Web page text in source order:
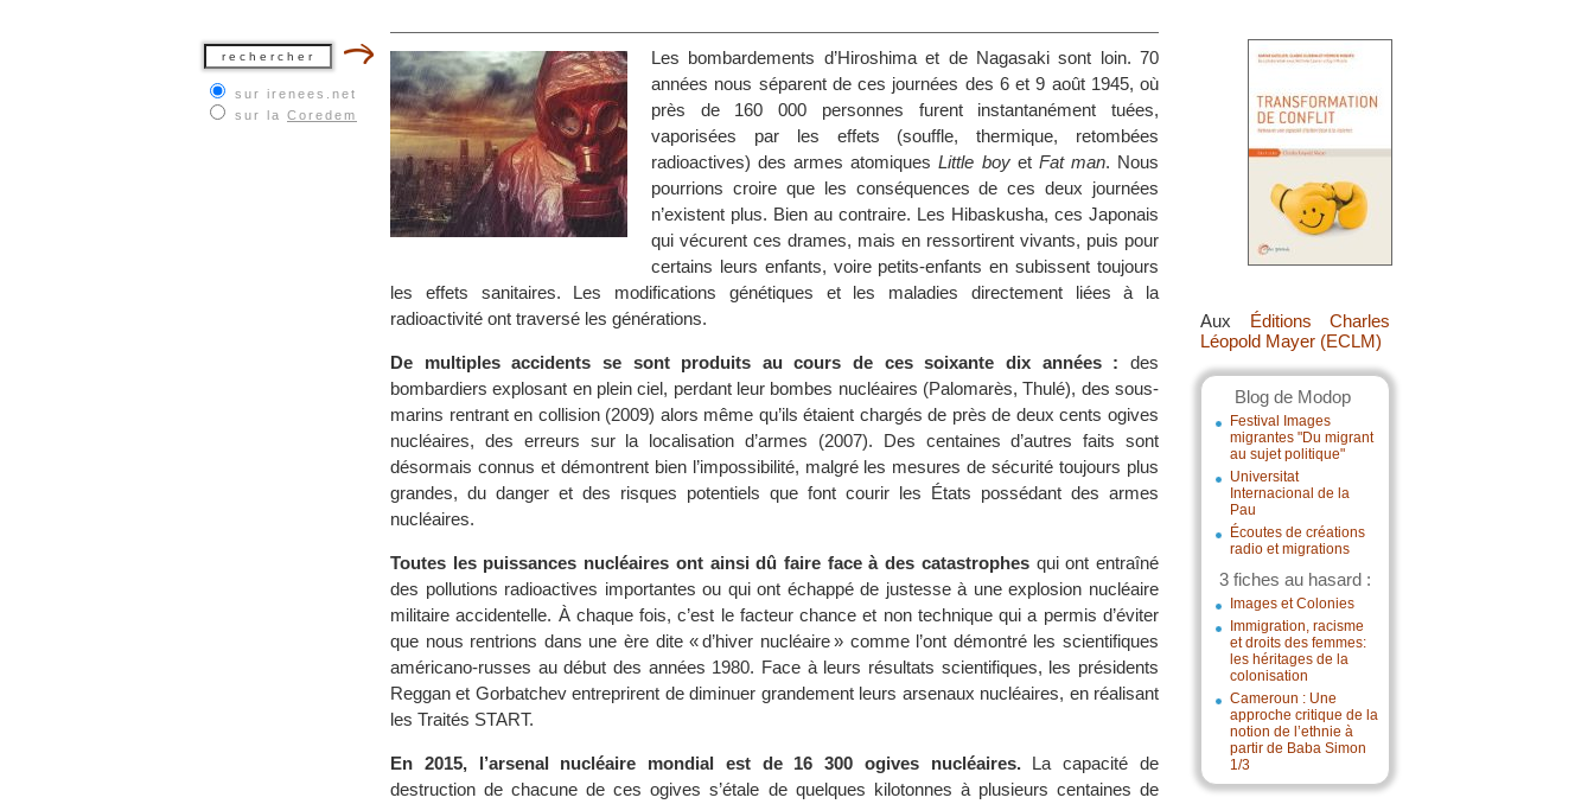
sur irenees.net
sur la Coredem
Aux Éditions Charles
Léopold Mayer (ECLM)
Blog de Modop
Festival Images
migrantes "Du migrant
au sujet politique"
Universitat
Internacional de la
Pau
Écoutes de créations
radio et migrations
3 fiches au hasard :
Images et Colonies
Immigration, racisme
et droits des femmes:
les héritages de la
colonisation
Cameroun : Une
approche critique de la
notion de l’ethnie à
partir de Baba Simon
1/3
Les bombardements d’Hiroshima et de Nagasaki sont loin. 70
années nous séparent de ces journées des 6 et 9 août 1945, où
près de 160 000 personnes furent instantanément tuées,
vaporisées par les effets (souffle, thermique, retombées
radioactives) des armes atomiquesLittle boyet Fat man. Nous
pourrions croire que les conséquences de ces deux journées
n’existent plus. Bien au contraire. Les Hibaskusha, ces Japonais
qui vécurent ces drames, mais en ressortirent vivants, puis pour
certains leurs enfants, voire petits-enfants en subissent toujours
les effets sanitaires. Les modifications génétiques et les maladies directement liées à la
radioactivité ont traversé les générations.
De multiples accidents se sont produits au cours de ces soixante dix années : des
bombardiers explosant en plein ciel, perdant leur bombes nucléaires (Palomarès, Thulé), des sous-
marins rentrant en collision (2009) alors même qu’ils étaient chargés de près de deux cents ogives
nucléaires, des erreurs sur la localisation d’armes (2007). Des centaines d’autres faits sont
désormais connus et démontrent bien l’impossibilité, malgré les mesures de sécurité toujours plus
grandes, du danger et des risques potentiels que font courir les États possédant des armes
nucléaires.
Toutes les puissances nucléaires ont ainsi dû faire face à des catastrophesqui ont entraîné
des pollutions radioactives importantes ou qui ont échappé de justesse à une explosion nucléaire
militaire accidentelle. À chaque fois, c’est le facteur chance et non technique qui a permis d’éviter
que nous rentrions dans une ère dite « d’hiver nucléaire » comme l’ont démontré les scientifiques
américano-russes au début des années 1980. Face à leurs résultats scientifiques, les présidents
Reggan et Gorbatchev entreprirent de diminuer grandement leurs arsenaux nucléaires, en réalisant
les Traités START.
En 2015, l’arsenal nucléaire mondial est de 16 300 ogives nucléaires.La capacité de
destruction de chacune de ces ogives s’étale de quelques kilotonnes à plusieurs centaines de